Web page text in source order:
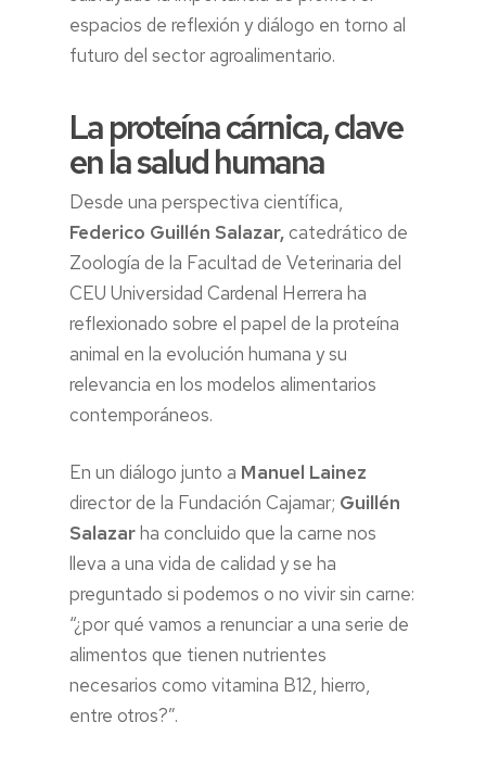
espacios de reflexión y diálogo en torno al
futuro del sector agroalimentario.
La proteína cárnica, clave
en la salud humana
Desde una perspectiva científica,
Federico Guillén Salazar,catedrático de
Zoología de la Facultad de Veterinaria del
CEU Universidad Cardenal Herrera ha
reflexionado sobre el papel de la proteína
animal en la evolución humana y su
relevancia en los modelos alimentarios
contemporáneos.
En un diálogo junto a Manuel Lainez
director de la Fundación Cajamar; Guillén
Salazarha concluido que la carne nos
lleva a una vida de calidad y se ha
preguntado si podemos o no vivir sin carne:
“¿por qué vamos a renunciar a una serie de
alimentos que tienen nutrientes
necesarios como vitamina B12, hierro,
entre otros?”.